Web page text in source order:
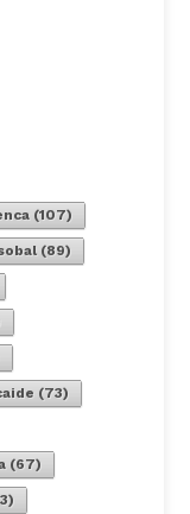
(107)
(89)
(73)
(67)